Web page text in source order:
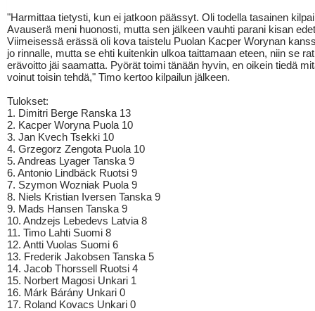
"Harmittaa tietysti, kun ei jatkoon päässyt. Oli todella tasainen
Avauserä meni huonosti, mutta sen jälkeen vauhti parani kisan
Viimeisessä erässä oli kova taistelu Puolan Kacper Worynan
jo rinnalle, mutta se ehti kuitenkin ulkoa taittamaan eteen, niin se
erävoitto jäi saamatta. Pyörät toimi tänään hyvin, en oikein tiedä
voinut toisin tehdä," Timo kertoo kilpailun jälkeen.
Tulokset:
1. Dimitri Berge Ranska 13
2. Kacper Woryna Puola 10
3. Jan Kvech Tsekki 10
4. Grzegorz Zengota Puola 10
5. Andreas Lyager Tanska 9
6. Antonio Lindbäck Ruotsi 9
7. Szymon Wozniak Puola 9
8. Niels Kristian Iversen Tanska 9
9. Mads Hansen Tanska 9
10. Andzejs Lebedevs Latvia 8
11. Timo Lahti Suomi 8
12. Antti Vuolas Suomi 6
13. Frederik Jakobsen Tanska 5
14. Jacob Thorssell Ruotsi 4
15. Norbert Magosi Unkari 1
16. Márk Bárány Unkari 0
17. Roland Kovacs Unkari 0